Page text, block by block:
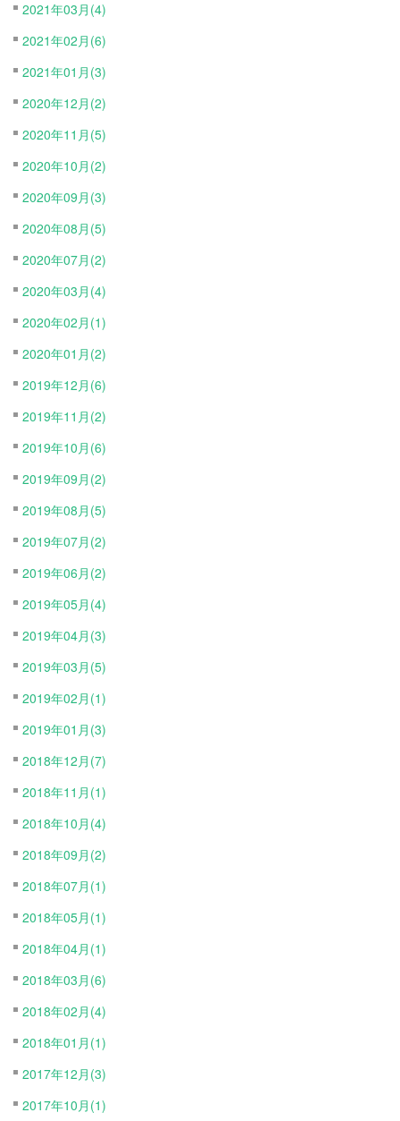
2021年03月(4)
2021年02月(6)
2021年01月(3)
2020年12月(2)
2020年11月(5)
2020年10月(2)
2020年09月(3)
2020年08月(5)
2020年07月(2)
2020年03月(4)
2020年02月(1)
2020年01月(2)
2019年12月(6)
2019年11月(2)
2019年10月(6)
2019年09月(2)
2019年08月(5)
2019年07月(2)
2019年06月(2)
2019年05月(4)
2019年04月(3)
2019年03月(5)
2019年02月(1)
2019年01月(3)
2018年12月(7)
2018年11月(1)
2018年10月(4)
2018年09月(2)
2018年07月(1)
2018年05月(1)
2018年04月(1)
2018年03月(6)
2018年02月(4)
2018年01月(1)
2017年12月(3)
2017年10月(1)